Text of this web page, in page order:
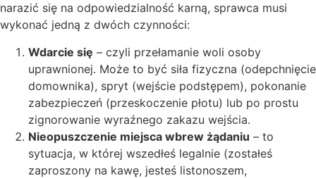
narazić się na odpowiedzialność karną, sprawca musi
wykonać jedną z dwóch czynności:
Wdarcie się – czyli przełamanie woli osoby
uprawnionej. Może to być siła fizyczna (odepchnięcie
domownika), spryt (wejście podstępem), pokonanie
zabezpieczeń (przeskoczenie płotu) lub po prostu
zignorowanie wyraźnego zakazu wejścia.
Nieopuszczenie miejsca wbrew żądaniu – to
sytuacja, w której wszedłeś legalnie (zostałeś
zaproszony na kawę, jesteś listonoszem,